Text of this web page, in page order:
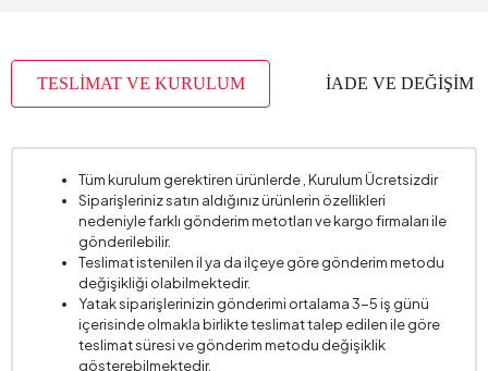
İskelet Yapısı
Kapasite 2 Kişi
Kırlent 1 Kumaş Rengi Çok Renkli
Kırlent 1 Ölçüsü
Kırlent Adedi 2
Kol Genişliği (mm) 200 mm
Kol Yüksekliği (mm)
TESLİMAT VE KURULUM İADE VE DEĞİŞİM
Tüm kurulum gerektiren ürünlerde , Kurulum Ücretsizdir
Siparişleriniz satın aldığınız ürünlerin özellikleri
nedeniyle farklı gönderim metotları ve kargo firmaları ile
gönderilebilir.
Teslimat istenilen il ya da ilçeye göre gönderim metodu
değişikliği olabilmektedir.
Yatak siparişlerinizin gönderimi ortalama 3-5 iş günü
içerisinde olmakla birlikte teslimat talep edilen ile göre
teslimat süresi ve gönderim metodu değişiklik
gösterebilmektedir.